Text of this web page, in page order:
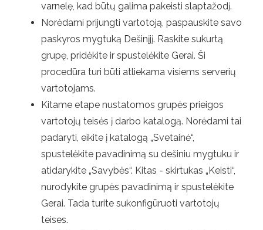
varnelę, kad būtų galima pakeisti slaptažodį.
Norėdami prijungti vartotoją, paspauskite savo
paskyros mygtuką Dešinįjį. Raskite sukurtą
grupę, pridėkite ir spustelėkite Gerai. Ši
procedūra turi būti atliekama visiems serverių
vartotojams.
Kitame etape nustatomos grupės prieigos
vartotojų teisės į darbo katalogą. Norėdami tai
padaryti, eikite į katalogą „Svetainė“,
spustelėkite pavadinimą su dešiniu mygtuku ir
atidarykite „Savybės“. Kitas - skirtukas „Keisti“,
nurodykite grupės pavadinimą ir spustelėkite
Gerai. Tada turite sukonfigūruoti vartotojų
teises.